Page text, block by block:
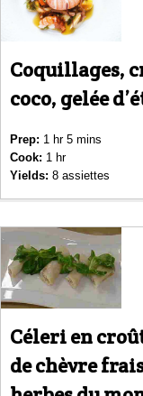
Coquillages,
coco, gelée
Prep: 1 hr 5 mins
Cook: 1 hr
Yields: 8 assiettes
Céleri en
de chèvre